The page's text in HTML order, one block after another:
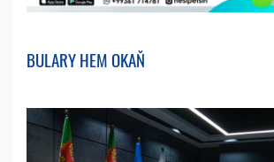
BULARY HEM OKAŇ